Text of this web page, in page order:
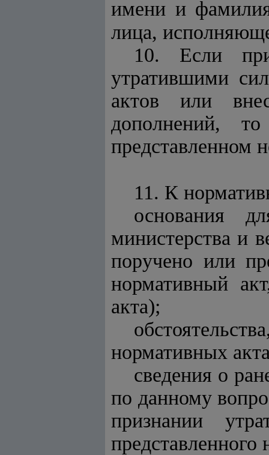
имени и фамилия
лица,
10. Если
утратившими
актов или
дополнений,
представленном
11. К
основания
министерства и
поручено или
нормативный
акта);
нормативных
сведения о
по данному
признании
представленного